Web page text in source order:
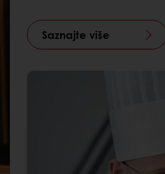
Saznajte više